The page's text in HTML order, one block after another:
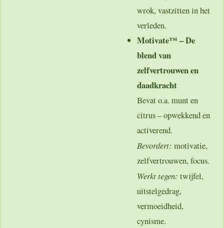
wrok, vastzitten in het
verleden.
Motivate™ – De
blend van
zelfvertrouwen en
daadkracht
Bevat o.a. munt en
citrus – opwekkend en
activerend.
Bevordert: motivatie,
zelfvertrouwen, focus.
Werkt tegen: twijfel,
uitstelgedrag,
vermoeidheid,
cynisme.